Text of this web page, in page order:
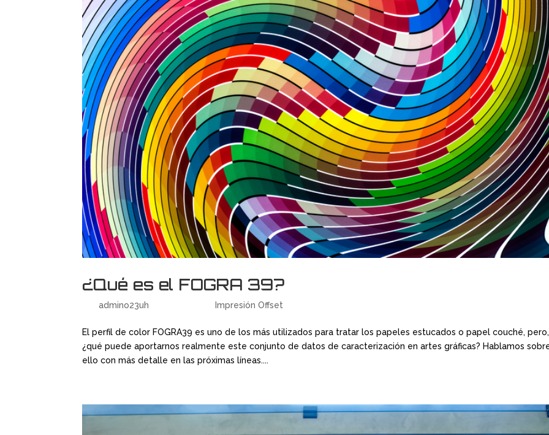
¿Qué es el FOGRA 39?
poradmino23uh Impresión Offset
El perfil de color FOGRA39 es uno de los más utilizados para tratar los papeles estucados o papel couché, pero,
¿qué puede aportarnos realmente este conjunto de datos de caracterización en artes gráficas? Hablamos
ello con más detalle en las próximas líneas....